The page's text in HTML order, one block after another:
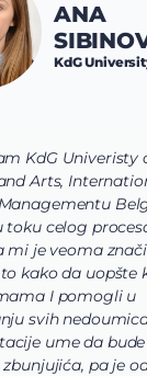
KdG Univeristy
Arts,
toku celog
mi je veoma
kako da uopšte
I pomogli u
svih
ume da
pa je
ANA
KdG